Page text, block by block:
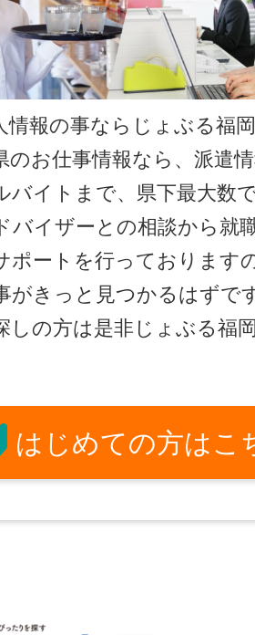
情報の事ならじょぶる福
のお仕事情報なら、派遣
バイトまで、県下最大数
バイザーとの相談から就
ポートを行っております
がきっと見つかるはずで
しの方は是非じょぶる福
はじめての方はこ